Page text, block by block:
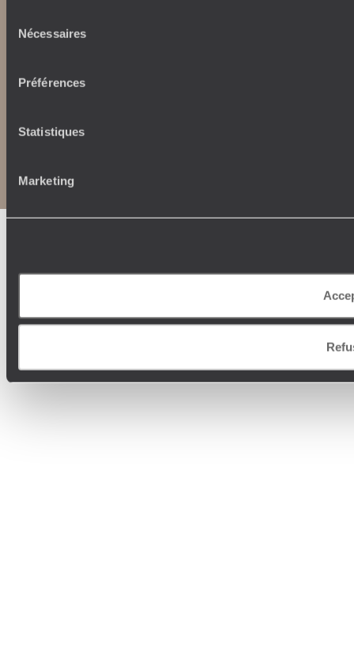
Nécessaires
Préférences
Statistiques
MarketingNotice légale et CGU